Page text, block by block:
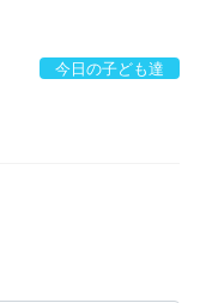
今日の子ども達